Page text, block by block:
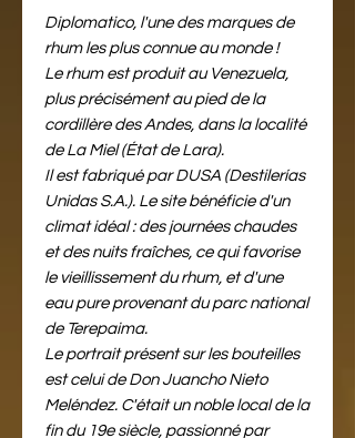
Diplomatico, l'une des marques de
rhum les plus connue au monde !
Le rhum est produit au Venezuela,
plus précisément au pied de la
cordillère des Andes, dans la localité
de La Miel (État de Lara).
Il est fabriqué par DUSA (Destilerías
Unidas S.A.). Le site bénéficie d'un
climat idéal : des journées chaudes
et des nuits fraîches, ce qui favorise
le vieillissement du rhum, et d'une
eau pure provenant du parc national
de Terepaima.
Le portrait présent sur les bouteilles
est celui de Don Juancho Nieto
Meléndez. C'était un noble local de la
fin du 19e siècle, passionné par